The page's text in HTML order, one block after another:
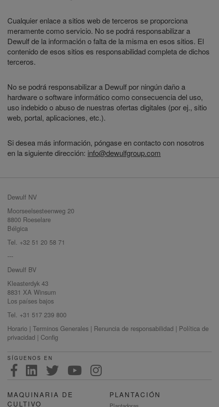
Cualquier enlace a sitios web de terceros se proporciona
meramente como servicio. No se podrá responsabilizar a
Dewulf de la información o falta de la misma en esos sitios. El
contenido de esos sitios es responsabilidad completa de dichos
terceros.
No se podrá responsabilizar a Dewulf por ningún daño a
hardware o software informático como consecuencia del uso,
uso indebido o abuso de nuestras ofertas digitales (por ej., sitio
web, portal, aplicaciones, etc.).
Si desea más información, póngase en contacto con nosotros
en la siguiente dirección: info@dewulfgroup.com
Dewulf NV
Moorseelsesteenweg 20
8800 Roeselare
Bélgica
Tel. +32 51 20 58 71
---
Dewulf BV
Kleasterdyk 43
8831 XA Winsum
Los países bajos
Tel. +31 517 239 800
Horario | Terminos Generales | Renuncia de responsabilidad | Política de
privacidad | Config
SÍGUENOS EN
MAQUINARIA DE
CULTIVO
PLANTACIÓN